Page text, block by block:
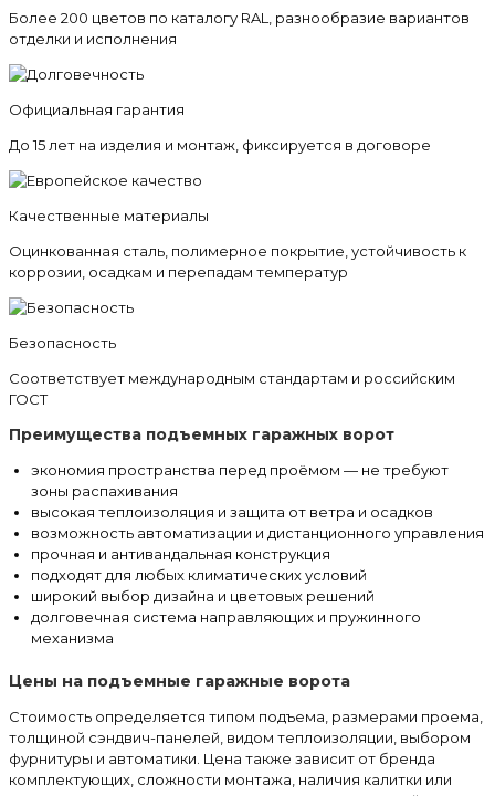
Более 200 цветов по каталогу RAL, разнообразие вариантов
отделки и исполнения
Официальная гарантия
До 15 лет на изделия и монтаж, фиксируется в договоре
Качественные материалы
Оцинкованная сталь, полимерное покрытие, устойчивость к
коррозии, осадкам и перепадам температур
Безопасность
Соответствует международным стандартам и российским
ГОСТ
Преимущества подъемных гаражных ворот
экономия пространства перед проёмом — не требуют
зоны распахивания
высокая теплоизоляция и защита от ветра и осадков
возможность автоматизации и дистанционного управления
прочная и антивандальная конструкция
подходят для любых климатических условий
широкий выбор дизайна и цветовых решений
долговечная система направляющих и пружинного
механизма
Цены на подъемные гаражные ворота
Стоимость определяется типом подъема, размерами проема,
толщиной сэндвич-панелей, видом теплоизоляции, выбором
фурнитуры и автоматики. Цена также зависит от бренда
комплектующих, сложности монтажа, наличия калитки или